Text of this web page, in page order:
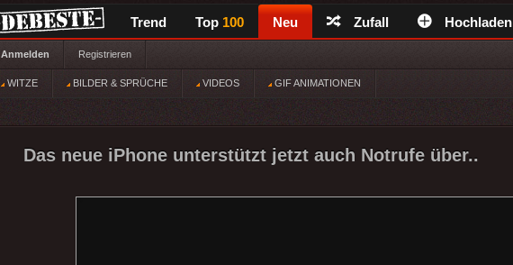
Trend Top 100 Neu Zufall Hochladen
Anmelden Registrieren
WITZE BILDER & SPRÜCHE VIDEOS GIF ANIMATIONEN
Das neue iPhone unterstützt jetzt auch Notrufe über..